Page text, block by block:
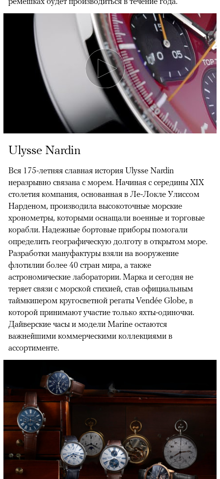
Ulysse Nardin
Вся 175-летняя славная история Ulysse Nardin
неразрывно связана с морем. Начиная с середины XIX
столетия компания, основанная в Ле-Локле Улиссом
Нарденом, производила высокоточные морские
хронометры, которыми оснащали военные и торговые
корабли. Надежные бортовые приборы помогали
определить географическую долготу в открытом море.
Разработки мануфактуры взяли на вооружение
флотилии более 40 стран мира, а также
астрономические лаборатории. Марка и сегодня не
теряет связи с морской стихией, став официальным
таймкипером кругосветной регаты Vendée Globe, в
которой принимают участие только яхты-одиночки.
Дайверские часы и модели Marine остаются
важнейшими коммерческими коллекциями в
ассортименте.